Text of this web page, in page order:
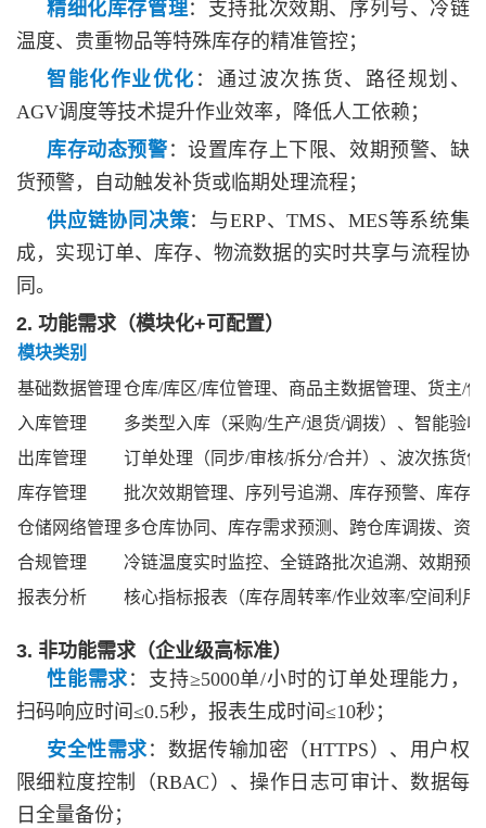
精细化库存管理：支持批次效期、序列号、冷链
温度、贵重物品等特殊库存的精准管控；
智能化作业优化 ：通过波次拣货、路径规划、
AGV调度等技术提升作业效率，降低人工依赖；
库存动态预警：设置库存上下限、效期预警、缺
货预警，自动触发补货或临期处理流程；
供应链协同决策：与ERP、TMS、MES等系统集
成，实现订单、库存、物流数据的实时共享与流程协
同。
2. 功能需求（模块化+可配置）
模块类别
基础数据管理仓库/库区/库位管理、商品主数据管理、货主/
入库管理
多类型入库（采购/生产/退货/调拨）、智能验
出库管理
订单处理（同步/审核/拆分/合并）、波次拣货
库存管理
批次效期管理、序列号追溯、库存预警、库存
仓储网络管理 多仓库协同、库存需求预测、跨仓库调拨、资
合规管理
冷链温度实时监控、全链路批次追溯、效期预
报表分析
核心指标报表（库存周转率/作业效率/空间利
3. 非功能需求（企业级高标准）
性能需求：支持≥5000单/小时的订单处理能力，
扫码响应时间≤0.5秒，报表生成时间≤10秒；
安全性需求：数据传输加密（HTTPS）、用户权
限细粒度控制（RBAC）、操作日志可审计、数据每
日全量备份；